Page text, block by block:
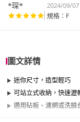
*琛*
2024/09/07
規格：F
圖文詳情
迷你尺寸，造型輕巧
可站立式收納，快速瀝
適用砧板、濾網或洗臉